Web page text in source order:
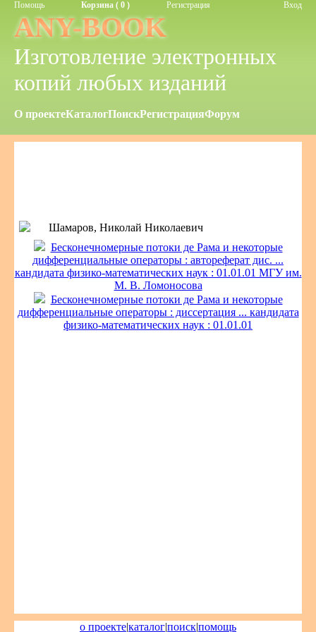
Помощь Корзина ( 0 ) Регистрация Вход
ANY-BOOK
Изготовление электронных
копий любых изданий
О проектеКаталогПоискРегистрацияФорум
Шамаров, Николай Николаевич
Бесконечномерные потоки де Рама и некоторые
дифференциальные операторы : автореферат дис. ...
кандидата физико-математических наук : 01.01.01 МГУ им.
М. В. Ломоносова
Бесконечномерные потоки де Рама и некоторые
дифференциальные операторы : диссертация ... кандидата
физико-математических наук : 01.01.01
о проекте|каталог|поиск|помощь